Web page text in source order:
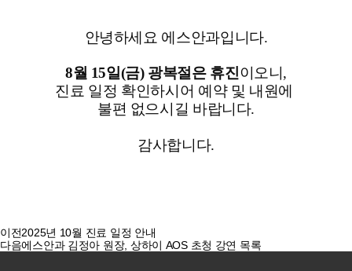
안녕하세요 에스안과입니다.
8월 15일(금) 광복절은 휴진이오니,
진료 일정 확인하시어 예약 및 내원에
불편 없으시길 바랍니다.
감사합니다.
이전2025년 10월 진료 일정 안내
다음에스안과 김정아 원장, 상하이 AOS 초청 강연 목록